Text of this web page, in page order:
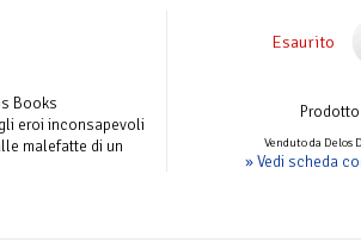
Esaurito
Venduto da Delos
» Vedi scheda
Books
eroi inconsapevoli
malefatte di un